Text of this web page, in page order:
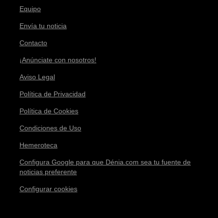
Equipo
Envía tu noticia
Contacto
¡Anúnciate con nosotros!
Aviso Legal
Política de Privacidad
Política de Cookies
Condiciones de Uso
Hemeroteca
Configura Google para que Dénia.com sea tu fuente de
noticias preferente
Configurar cookies